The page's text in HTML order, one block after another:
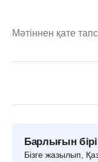
Мәтіннен қате
Барлығын
Бізге жазылып,